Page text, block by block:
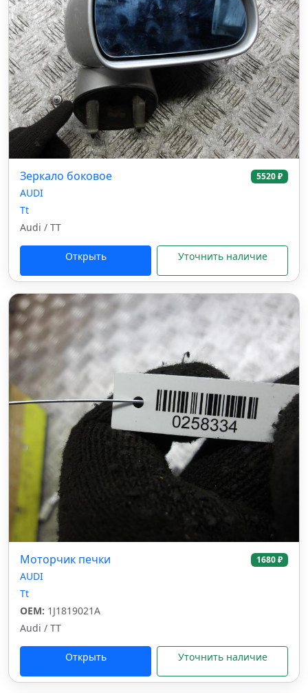
Зеркало боковое 5520 ₽
AUDI
Tt
Audi / TT
Открыть Уточнить наличие
Моторчик печки 1680 ₽
AUDI
Tt
OEM: 1J1819021A
Audi / TT
Открыть Уточнить наличие